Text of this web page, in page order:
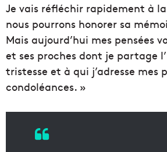
Je vais réfléchir rapidement à
nous pourrons honorer sa
Mais aujourd’hui mes pensées
et ses proches dont je partage
tristesse et à qui j’adresse mes
condoléances. »